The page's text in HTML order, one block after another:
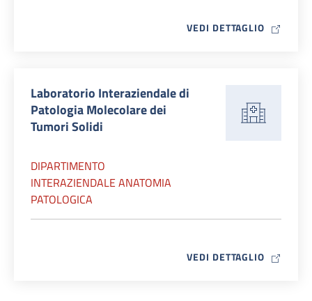
VEDI DETTAGLIO MAP ICON
Laboratorio Interaziendale di
Patologia Molecolare dei
Tumori Solidi
DIPARTIMENTO
INTERAZIENDALE ANATOMIA
PATOLOGICA
VEDI DETTAGLIO MAP ICON